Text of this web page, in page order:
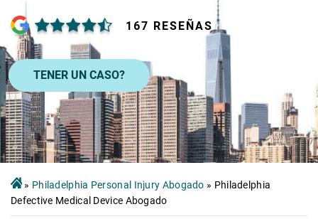
167 RESEÑAS
TENER UN CASO?
» Philadelphia Personal Injury Abogado » Philadelphia
Defective Medical Device Abogado